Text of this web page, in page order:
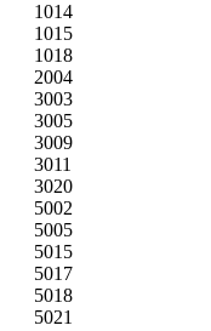
1014
1015
1018
2004
3003
3005
3009
3011
3020
5002
5005
5015
5017
5018
5021